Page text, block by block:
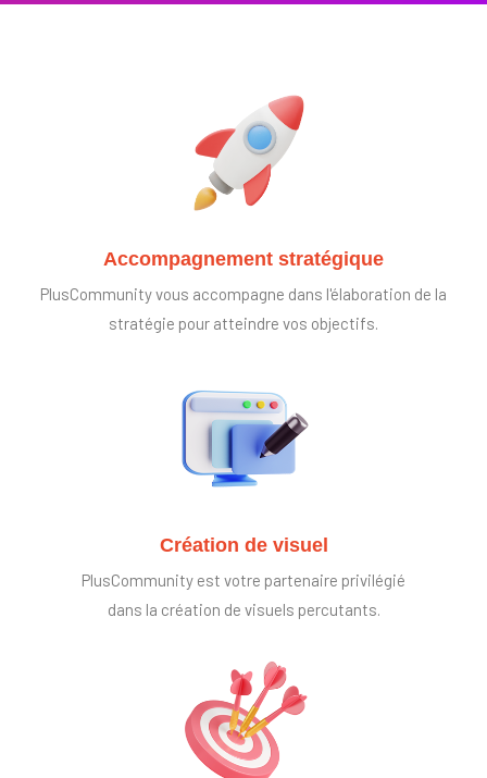
Accompagnement stratégique
PlusCommunity vous accompagne dans l'élaboration de la
stratégie pour atteindre vos objectifs.
Création de visuel
PlusCommunity est votre partenaire privilégié
dans la création de visuels percutants.